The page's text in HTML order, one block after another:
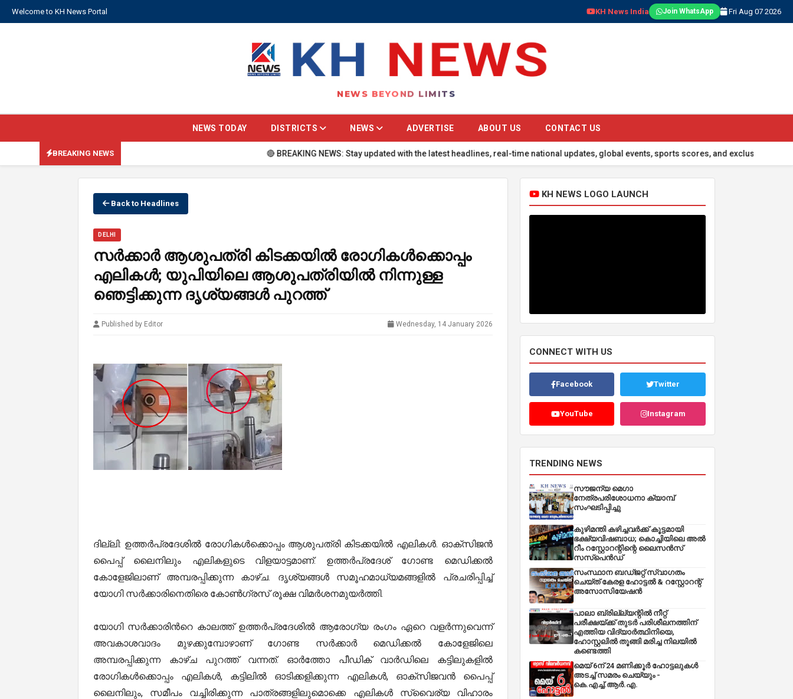
Welcome to KH News Portal KH News India Join WhatsApp Fri Aug 07 2026
NEWS BEYOND LIMITS
NEWS TODAY DISTRICTS NEWS ADVERTISE ABOUT US CONTACT US
BREAKING NEWS 🔴 BREAKING NEWS: Stay updated with the latest headlines, real-time national updates, global events, sports scores, and exclusive coverage on our
Back to Headlines
DELHI
സര്‍ക്കാര്‍ ആശുപത്രി കിടക്കയില്‍ രോഗികൾക്കൊപ്പം
എലികൾ; യുപിയിലെ ആശുപത്രിയിൽ നിന്നുള്ള
ഞെട്ടിക്കുന്ന ദൃശ്യങ്ങൾ പുറത്ത്
Published by Editor Wednesday, 14 January 2026
ദില്ലി: ഉത്തര്‍പ്രദേശില്‍ രോഗികള്‍ക്കൊപ്പം ആശുപത്രി കിടക്കയില്‍ എലികള്‍. ഓക്സിജന്‍
പൈപ്പ് ലൈനിലും എലികളുടെ വിളയാട്ടമാണ്. ഉത്തര്‍പ്രദേശ് ഗോണ്ട മെഡിക്കല്‍
കോളേജിലാണ് അമ്പരപ്പിക്കുന്ന കാഴ്ച. ദൃശ്യങ്ങള്‍ സമൂഹമാധ്യമങ്ങളില്‍ പ്രചരിപ്പിച്ച്
യോഗി സര്‍ക്കാരിനെതിരെ കോൺഗ്രസ് രൂക്ഷ വിമര്‍ശനമുയര്‍ത്തി.
യോഗി സര്‍ക്കാരിന്‍റെ കാലത്ത് ഉത്തര്‍പ്രദേശില്‍ ആരോഗ്യ രംഗം ഏറെ വളര്‍ന്നുവെന്ന്
അവകാശവാദം മുഴക്കുമ്പോഴാണ് ഗോണ്ട സര്‍ക്കാര്‍ മെഡിക്കല്‍ കോളേജിലെ
അമ്പരപ്പിക്കുന്ന കാഴ്ച പുറത്ത് വന്നത്. ഓര്‍ത്തോ പീഡിക് വാര്‍‍ഡിലെ കട്ടിലുകളില്‍
രോഗികള്‍ക്കൊപ്പം എലികള്‍, കട്ടിലില്‍ ഓടിക്കളിക്കുന്ന എലികള്‍, ഓക്സിജവന്‍ പൈപ്പ്
ലൈനിലും, സമീപം വച്ചിരിക്കുന്ന പാത്രങ്ങളിലുമൊക്കെ എലികള്‍ സ്വൈര്യ വിഹാരം
KH NEWS LOGO LAUNCH
CONNECT WITH US
Facebook Twitter
YouTube Instagram
TRENDING NEWS
സൗജന്യ മെഗാ
നേത്രപരിശോധനാ ക്യാമ്പ്
സംഘടിപ്പിച്ചു
കുഴിമന്തി കഴിച്ചവർക്ക് കൂട്ടമായി
ഭക്ഷ്യവിഷബാധ; കൊച്ചിയിലെ അൽ
റീം റസ്റ്റോറന്റിന്റെ ലൈസൻസ്
സസ്പെൻഡ്
സംസ്ഥാന ബഡ്‌ജറ്റ് സ്വാഗതം
ചെയ്ത് കേരള ഹോട്ടൽ & റസ്റ്റോറന്റ്
അസോസിയേഷൻ
പാലാ ബ്രില്ല്യന്റിൽ നീറ്റ്
പരീക്ഷയ്ക്ക് തുടർ പരിശീലനത്തിന്
എത്തിയ വിദ്യാർത്ഥിനിയെ,
ഹോസ്റ്റലിൽ തൂങ്ങി മരിച്ച നിലയിൽ
കണ്ടെത്തി
മെയ് 6ന് 24 മണിക്കൂർ ഹോട്ടലുകൾ
അടച്ച് സമരം ചെയ്യും -
കെ.എച്ച്.ആർ.എ.